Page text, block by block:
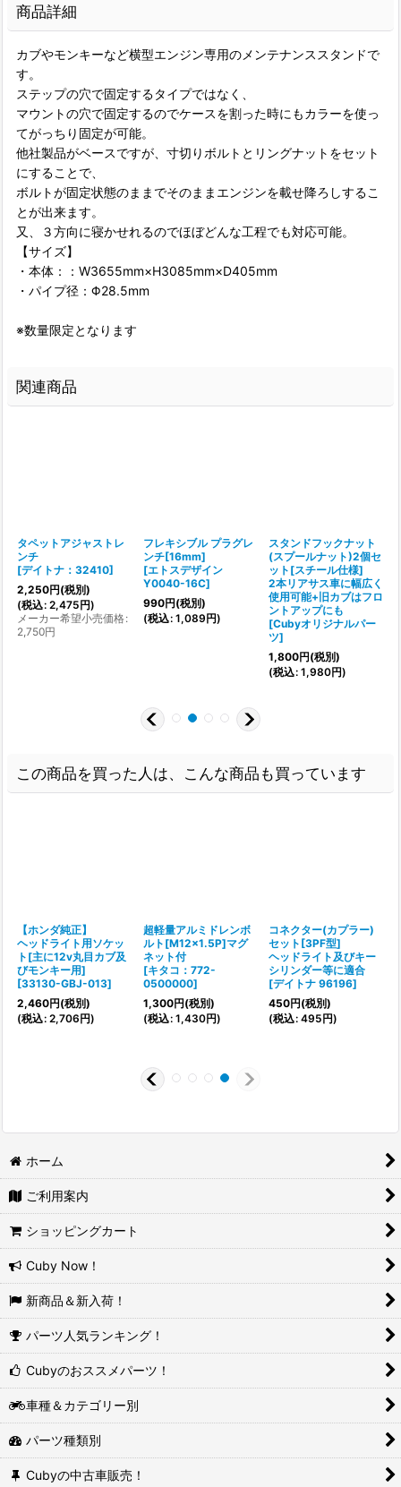
商品詳細
カブやモンキーなど横型エンジン専用のメンテナンススタンドで
す。
ステップの穴で固定するタイプではなく、
マウントの穴で固定するのでケースを割った時にもカラーを使っ
てがっちり固定が可能。
他社製品がベースですが、寸切りボルトとリングナットをセット
にすることで、
ボルトが固定状態のままでそのままエンジンを載せ降ろしするこ
とが出来ます。
又、３方向に寝かせれるのでほぼどんな工程でも対応可能。
【サイズ】
・本体：：W3655mm×H3085mm×D405mm
・パイプ径：Φ28.5mm
※数量限定となります
関連商品
タペットアジャストレ
ンチ
[デイトナ：32410]
2,250円(税別)
(税込: 2,475円)
メーカー希望小売価格:
2,750円
フレキシブル プラグレ
ンチ[16mm]
[エトスデザイン
Y0040-16C]
990円(税別)
(税込: 1,089円)
スタンドフックナット
(スプールナット)2個セ
ット[スチール仕様]
2本リアサス車に幅広く
使用可能+旧カブはフロ
ントアップにも
[Cubyオリジナルパー
ツ]
1,800円(税別)
(税込: 1,980円)
この商品を買った人は、こんな商品も買っています
【ホンダ純正】
ヘッドライト用ソケッ
ト[主に12v丸目カブ及
びモンキー用]
[33130-GBJ-013]
2,460円(税別)
(税込: 2,706円)
超軽量アルミドレンボ
ルト[M12x1.5P]マグ
ネット付
[キタコ：772-
0500000]
1,300円(税別)
(税込: 1,430円)
コネクター(カプラー)
セット[3PF型]
ヘッドライト及びキー
シリンダー等に適合
[デイトナ 96196]
450円(税別)
(税込: 495円)
ホーム
ご利用案内
ショッピングカート
Cuby Now！
新商品＆新入荷！
パーツ人気ランキング！
Cubyのおススメパーツ！
車種＆カテゴリー別
パーツ種類別
Cubyの中古車販売！